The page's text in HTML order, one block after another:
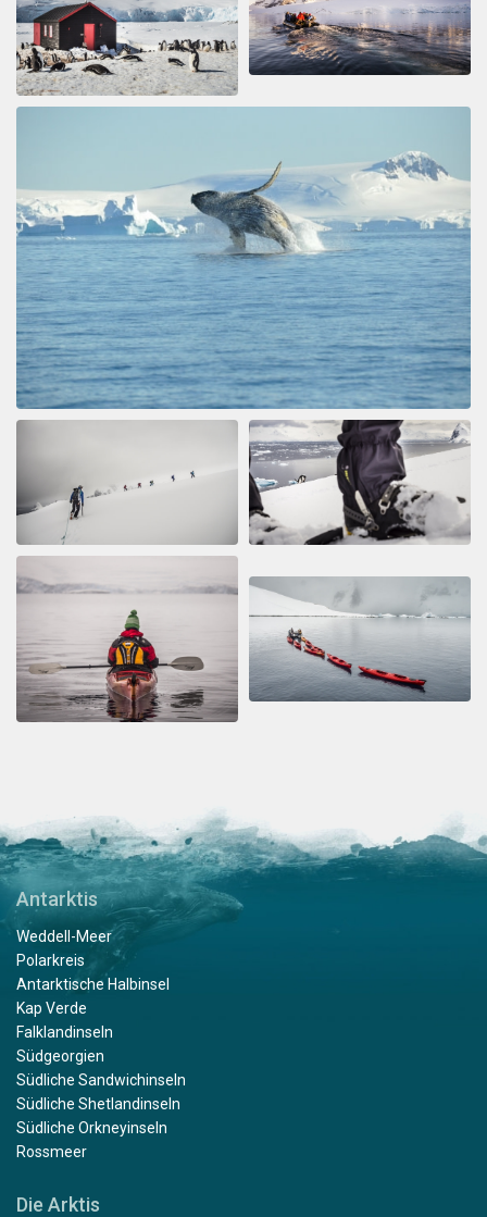
Antarktis
Weddell-Meer
Polarkreis
Antarktische Halbinsel
Kap Verde
Falklandinseln
Südgeorgien
Südliche Sandwichinseln
Südliche Shetlandinseln
Südliche Orkneyinseln
Rossmeer
Die Arktis